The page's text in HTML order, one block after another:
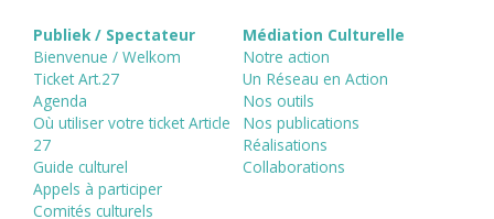
Publiek / Spectateur
Bienvenue / Welkom
Ticket Art.27
Agenda
Où utiliser votre ticket Article
27
Guide culturel
Appels à participer
Comités culturels
Médiation Culturelle
Notre action
Un Réseau en Action
Nos outils
Nos publications
Réalisations
Collaborations